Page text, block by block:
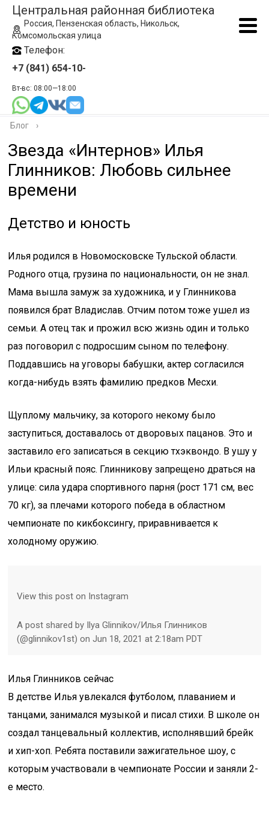
Центральная районная библиотека
Россия, Пензенская область, Никольск,
Комсомольская улица
Телефон:
+7 (841) 654-10-
Вт-вс: 08:00—18:00
Блог ›
Звезда «Интернов» Илья
Глинников: Любовь сильнее
времени
Детство и юность
Илья родился в Новомосковске Тульской области.
Родного отца, грузина по национальности, он не знал.
Мама вышла замуж за художника, и у Глинникова
появился брат Владислав. Отчим потом тоже ушел из
семьи. А отец так и прожил всю жизнь один и только
раз поговорил с подросшим сыном по телефону.
Поддавшись на уговоры бабушки, актер согласился
когда-нибудь взять фамилию предков Месхи.
Щуплому мальчику, за которого некому было
заступиться, доставалось от дворовых пацанов. Это и
заставило его записаться в секцию тхэквондо. В ушу у
Ильи красный пояс. Глинникову запрещено драться на
улице: сила удара спортивного парня (рост 171 см, вес
70 кг), за плечами которого победа в областном
чемпионате по кикбоксингу, приравнивается к
холодному оружию.
View this post on Instagram
A post shared by Ilya Glinnikov/Илья Глинников
(@glinnikov1st) on Jun 18, 2021 at 2:18am PDT
Илья Глинников сейчас
В детстве Илья увлекался футболом, плаванием и
танцами, занимался музыкой и писал стихи. В школе он
создал танцевальный коллектив, исполнявший брейк
и хип-хоп. Ребята поставили зажигательное шоу, с
которым участвовали в чемпионате России и заняли 2-
е место.